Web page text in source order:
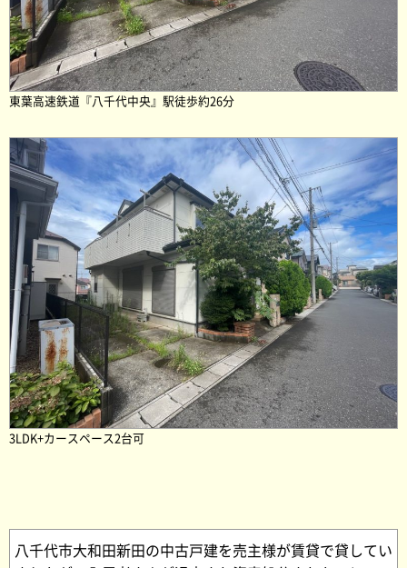
東葉高速鉄道『八千代中央』駅徒歩約26分
3LDK+カースペース2台可
八千代市大和田新田の中古戸建を売主様が賃貸で貸してい